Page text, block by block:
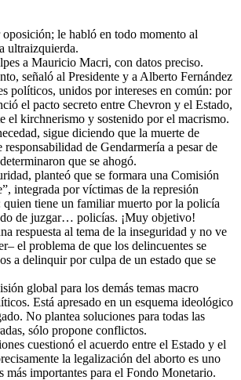
oposición; le habló en todo momento al
ultraizquierda.
a Mauricio Macri, con datos preciso.
señaló al Presidente y a Alberto Fernández
políticos, unidos por intereses en común: por
el pacto secreto entre Chevron y el Estado,
el kirchnerismo y sostenido por el macrismo.
sigue diciendo que la muerte de
de Gendarmería a pesar de
que se ahogó.
planteó que se formara una Comisión
integrada por víctimas de la represión
quien tiene un familiar muerto por la policía
de juzgar… policías. ¡Muy objetivo!
respuesta al tema de la inseguridad y no ve
el problema de que los delincuentes se
a delinquir por culpa de un estado que se
global para los demás temas macro
Está apresado en un esquema ideológico
No plantea soluciones para todas las
sólo propone conflictos.
cuestionó el acuerdo entre el Estado y el
la legalización del aborto es uno
más importantes para el Fondo Monetario.